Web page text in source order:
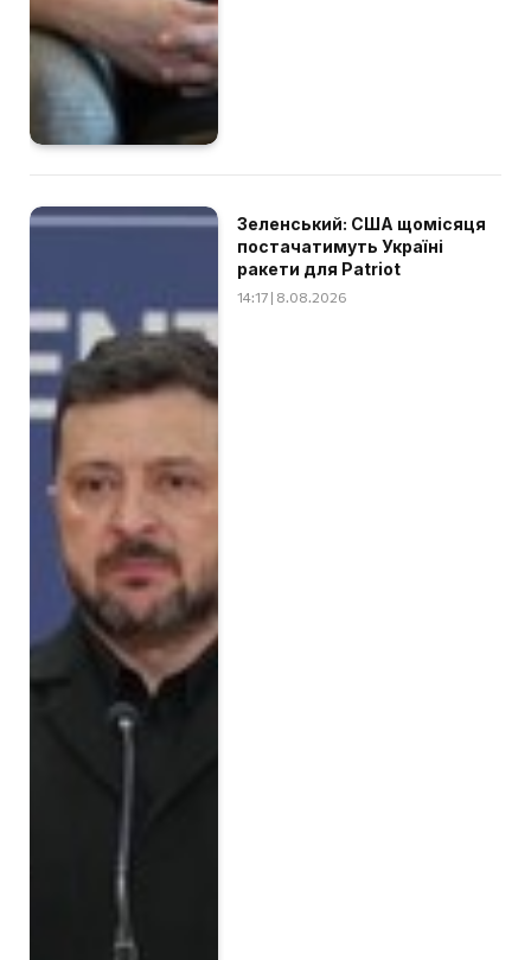
Зеленський: США щомісяця
постачатимуть Україні
ракети для Patriot
14:17 | 8.08.2026